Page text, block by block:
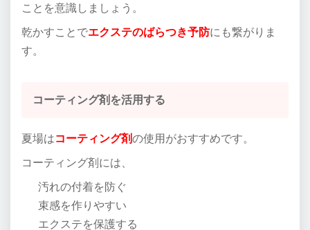
ことを意識しましょう。
乾かすことでエクステのばらつき予防にも繋がりま
す。
コーティング剤を活用する
夏場はコーティング剤の使用がおすすめです。
コーティング剤には、
汚れの付着を防ぐ
束感を作りやすい
エクステを保護する